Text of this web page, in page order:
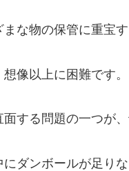
な物の保管に重宝す
像以上に困難です。
する問題の一つが
ダンボールが足り